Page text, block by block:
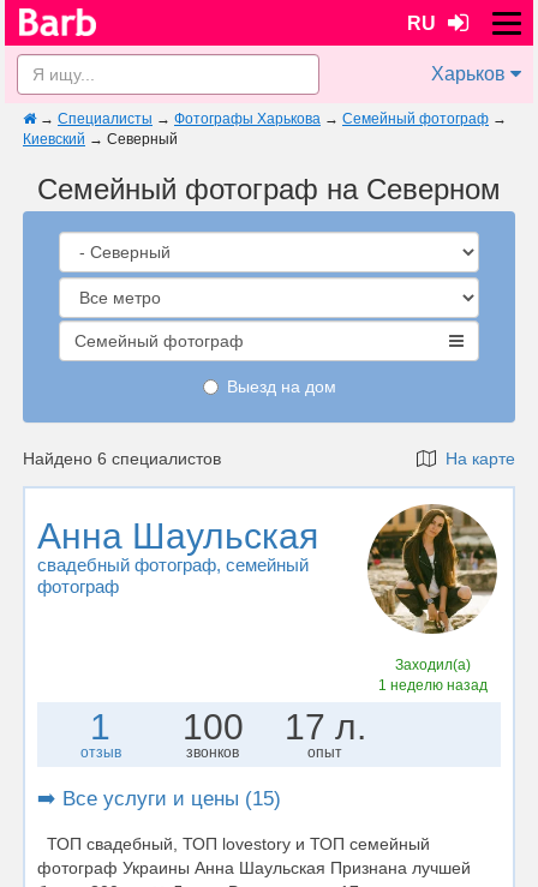
RU
Харьков
→ Специалисты → Фотографы Харькова → Семейный фотограф →
Киевский → Северный
Семейный фотограф на Северном
Семейный фотограф
Выезд на дом
Найдено 6 специалистов На карте
Анна Шаульская
свадебный фотограф, семейный
фотограф
Заходил(а)
1 неделю назад
1
отзыв
100
звонков
17 л.
опыт
➡️ Все услуги и цены (15)
ТОП свадебный, ТОП lovestory и ТОП семейный
фотограф Украины Анна Шаульская Признана лучшей